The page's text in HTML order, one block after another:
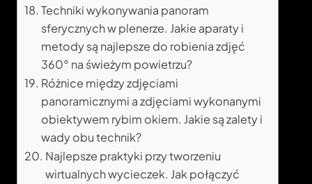
Techniki wykonywania panoram
sferycznych w plenerze. Jakie aparaty i
metody są najlepsze do robienia zdjęć
360° na świeżym powietrzu?
Różnice między zdjęciami
panoramicznymi a zdjęciami wykonanymi
obiektywem rybim okiem. Jakie są zalety i
wady obu technik?
Najlepsze praktyki przy tworzeniu
wirtualnych wycieczek. Jak połączyć